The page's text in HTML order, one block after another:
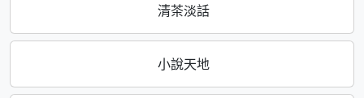
清茶淡話
小說天地